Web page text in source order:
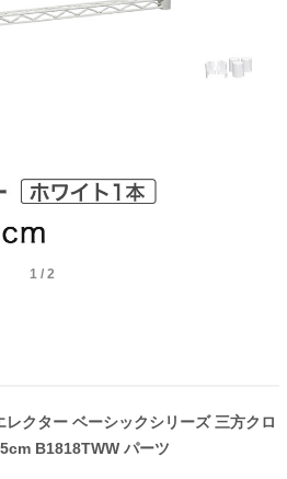
1/ 2
レクター ベーシックシリーズ 三方クロ
B1818TWW パーツ